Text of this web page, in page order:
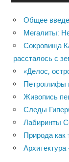
Общее
Мегалиты:
Сокровища
рассталось с
«Делос,
Петроглифы
Живопись
Следы
Лабиринты
Природа как